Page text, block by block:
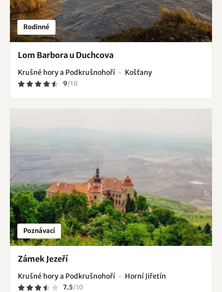
Rodinné
Lom Barbora u Duchcova
Krušné hory a Podkrušnohoří Košťany
9/10
Poznávací
Zámek Jezeří
Krušné hory a Podkrušnohoří Horní Jiřetín
7.5/10